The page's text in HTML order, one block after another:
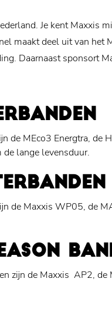
Je kent Maxxis
maakt deel uit van het
Daarnaast sponsort
de MEco3 Energtra, de
lange levensduur.
de Maxxis WP05, de
zijn de Maxxis AP2,